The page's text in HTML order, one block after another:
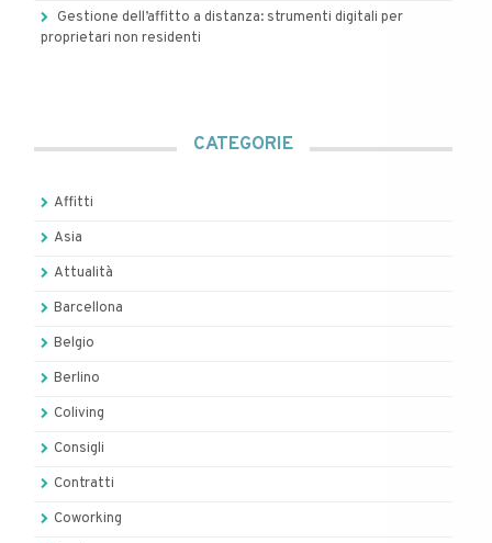
Gestione dell’affitto a distanza: strumenti digitali per
proprietari non residenti
CATEGORIE
Affitti
Asia
Attualità
Barcellona
Belgio
Berlino
Coliving
Consigli
Contratti
Coworking